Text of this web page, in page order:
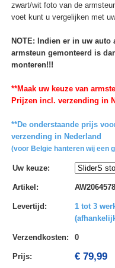
zwart/wit foto van de
voet kunt u vergelijken met
NOTE: Indien er in uw auto
armsteun gemonteerd is
monteren!!!
**Maak uw keuze van
Prijzen incl. verzending in
**De onderstaande prijs
verzending in Nederland
(voor Belgie hanteren wij een
Uw keuze:
Artikel :
Levertijd :
1 tot 3
Verzendkosten: 0
Prijs: € 79,99